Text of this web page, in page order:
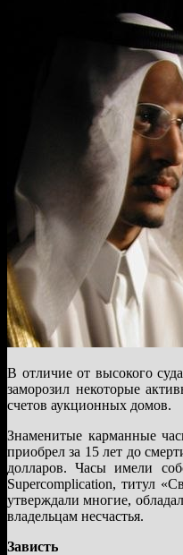
В отличие от высокого
заморозил некоторые
счетов аукционных домов.
Знаменитые карманные
приобрел за 15 лет до
долларов. Часы имели
Supercomplication, титул
утверждали многие,
владельцам несчастья.
Зависть